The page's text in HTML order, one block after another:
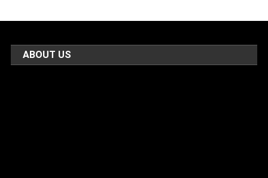
ABOUT US